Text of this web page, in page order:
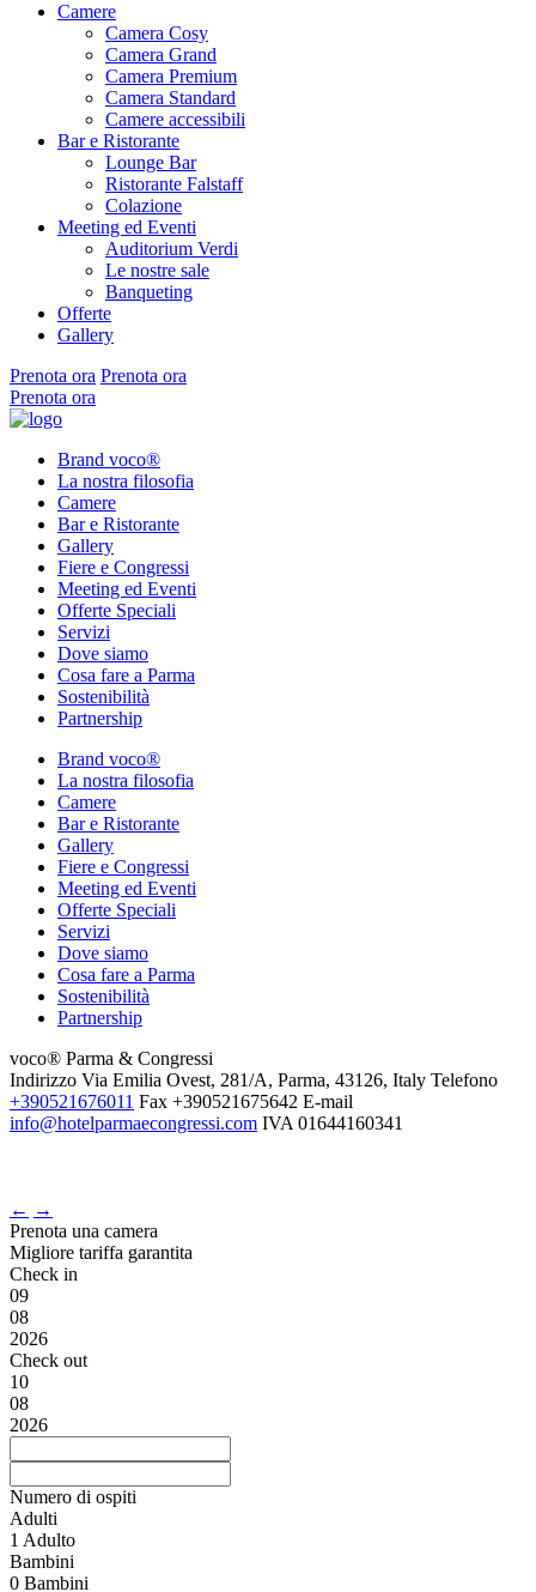
Camere
Camera Cosy
Camera Grand
Camera Premium
Camera Standard
Camere accessibili
Bar e Ristorante
Lounge Bar
Ristorante Falstaff
Colazione
Meeting ed Eventi
Auditorium Verdi
Le nostre sale
Banqueting
Offerte
Gallery
Prenota ora Prenota ora
Prenota ora
Brand voco®
La nostra filosofia
Camere
Bar e Ristorante
Gallery
Fiere e Congressi
Meeting ed Eventi
Offerte Speciali
Servizi
Dove siamo
Cosa fare a Parma
Sostenibilità
Partnership
Brand voco®
La nostra filosofia
Camere
Bar e Ristorante
Gallery
Fiere e Congressi
Meeting ed Eventi
Offerte Speciali
Servizi
Dove siamo
Cosa fare a Parma
Sostenibilità
Partnership
voco® Parma & Congressi
Indirizzo Via Emilia Ovest, 281/A, Parma, 43126, Italy Telefono
+390521676011 Fax +390521675642 E-mail
info@hotelparmaecongressi.com IVA 01644160341
← →
Prenota una camera
Migliore tariffa garantita
Check in
09
08
2026
Check out
10
08
2026
Numero di ospiti
Adulti
1 Adulto
Bambini
0 Bambini